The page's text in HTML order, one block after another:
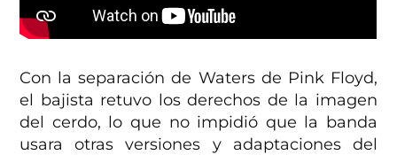
Con la separación de Waters de Pink Floyd,
el bajista retuvo los derechos de la imagen
del cerdo, lo que no impidió que la banda
usara otras versiones y adaptaciones del